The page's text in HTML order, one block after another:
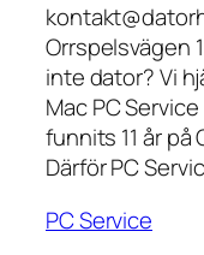
Orrspelsvägen
inte dator? Vi
Mac PC
funnits 11 år på
Därför PC
PC Service